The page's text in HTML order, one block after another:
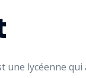
une lycéenne qui